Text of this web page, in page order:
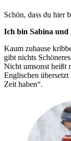
Schön, dass du hier
Ich bin Sabina und
Kaum zuhause
gibt nichts
Nicht umsonst heißt
Englischen übersetzt
Zeit haben“.